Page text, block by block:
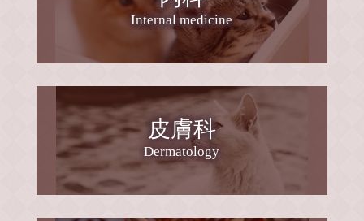
予約なしで狂犬病ワクチン、混合ワクチン、
接種できますのでご利用ください。
歯石除去、去勢手術、避妊手術にも対応して
います（予約制）
最新の医療機器、プラズマ治療も可能です。
お気軽にお問合せください。
なぜ寄生虫感染の予防が必要なのか、犬と猫
のフィラリア予防、ノミ＆マダニ予防のおさ
らいをしてみましょう。
フィラリア予防は5〜12月(最近は温暖化より4
月からオススメする地域もあります)
ノミ＆マダニ予防は一年中。
ですが、最近は両方の予防を一年中される方
も増えています。
Internal medicine
皮膚科
Dermatology